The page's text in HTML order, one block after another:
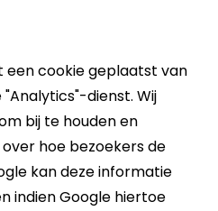
een cookie geplaatst van
dienst. Wij
bij te houden en
hoe bezoekers de
kan deze informatie
indien Google hiertoe